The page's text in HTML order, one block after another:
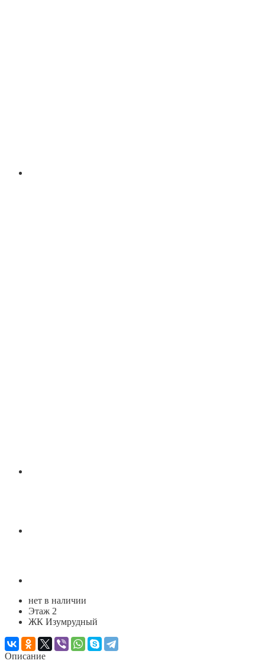
нет в наличии
Этаж 2
ЖК Изумрудный
Описание